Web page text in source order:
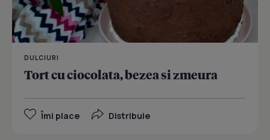
DULCIURI
Tort cu ciocolata, bezea si zmeura
Îmi place Distribuie